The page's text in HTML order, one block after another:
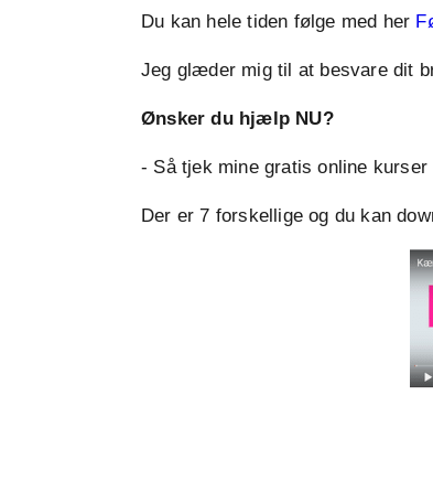
Du kan hele tiden følge med her
Jeg glæder mig til at besvare dit
Ønsker du hjælp NU?
- Så tjek mine gratis online kurser
Der er 7 forskellige og du kan